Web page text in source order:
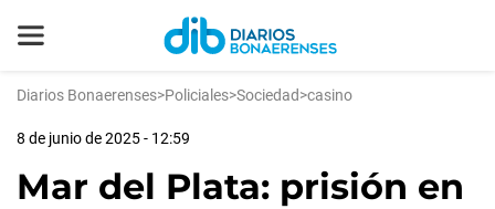
Diarios Bonaerenses>Policiales>Sociedad>casino
8 de junio de 2025 - 12:59
Mar del Plata: prisión en